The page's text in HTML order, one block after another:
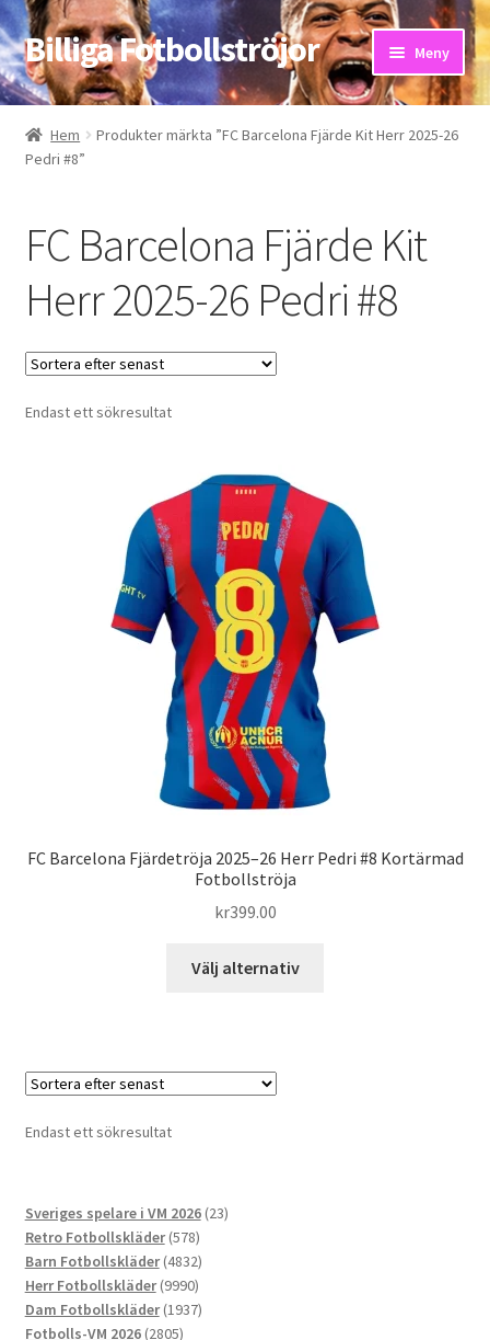
Hoppa
till
navigering
Hoppa
till
innehåll
Billiga Fotbollströjor Meny
Hem
Bloggar
Hem
Produkter märkta ”FC Barcelona Fjärde Kit Herr 2025-26
Pedri #8”
FC Barcelona Fjärde Kit
Herr 2025-26 Pedri #8
Endast ett sökresultat
FC Barcelona Fjärdetröja 2025–26 Herr Pedri #8 Kortärmad
Fotbollströja
kr399.00
Välj alternativ
Endast ett sökresultat
Sveriges spelare i VM 2026 2323
Retro Fotbollskläder 578578
produkter
Barn Fotbollskläder 48324832
produkter
Herr Fotbollskläder 99909990
produkter
Dam Fotbollskläder 19371937
Fotbolls-VM 2026 28052805